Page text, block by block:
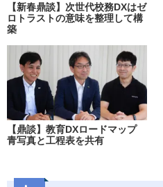
【新春鼎談】次世代校務DXはゼ
ロトラストの意味を整理して構
築
【鼎談】教育DXロードマップ
青写真と工程表を共有